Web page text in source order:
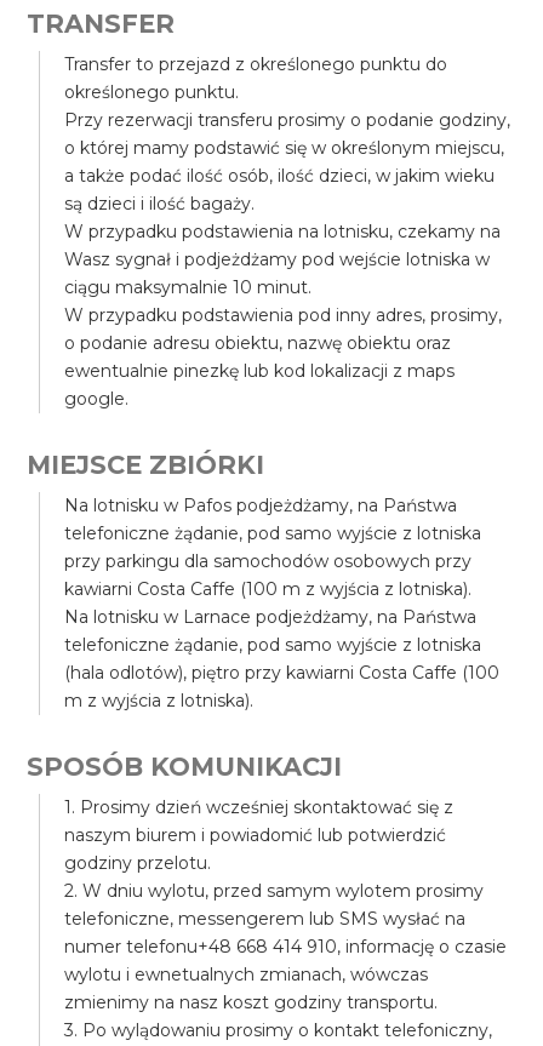
TRANSFER
Transfer to przejazd z określonego punktu do
określonego punktu.
Przy rezerwacji transferu prosimy o podanie godziny,
o której mamy podstawić się w określonym miejscu,
a także podać ilość osób, ilość dzieci, w jakim wieku
są dzieci i ilość bagaży.
W przypadku podstawienia na lotnisku, czekamy na
Wasz sygnał i podjeżdżamy pod wejście lotniska w
ciągu maksymalnie 10 minut.
W przypadku podstawienia pod inny adres, prosimy,
o podanie adresu obiektu, nazwę obiektu oraz
ewentualnie pinezkę lub kod lokalizacji z maps
google.
MIEJSCE ZBIÓRKI
Na lotnisku w Pafos podjeżdżamy, na Państwa
telefoniczne żądanie, pod samo wyjście z lotniska
przy parkingu dla samochodów osobowych przy
kawiarni Costa Caffe (100 m z wyjścia z lotniska).
Na lotnisku w Larnace podjeżdżamy, na Państwa
telefoniczne żądanie, pod samo wyjście z lotniska
(hala odlotów), piętro przy kawiarni Costa Caffe (100
m z wyjścia z lotniska).
SPOSÓB KOMUNIKACJI
1. Prosimy dzień wcześniej skontaktować się z
naszym biurem i powiadomić lub potwierdzić
godziny przelotu.
2. W dniu wylotu, przed samym wylotem prosimy
telefoniczne, messengerem lub SMS wysłać na
numer telefonu+48 668 414 910, informację o czasie
wylotu i ewnetualnych zmianach, wówczas
zmienimy na nasz koszt godziny transportu.
3. Po wylądowaniu prosimy o kontakt telefoniczny,